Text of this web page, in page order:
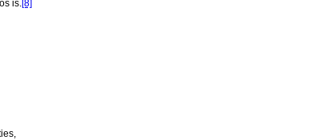
is. [8]